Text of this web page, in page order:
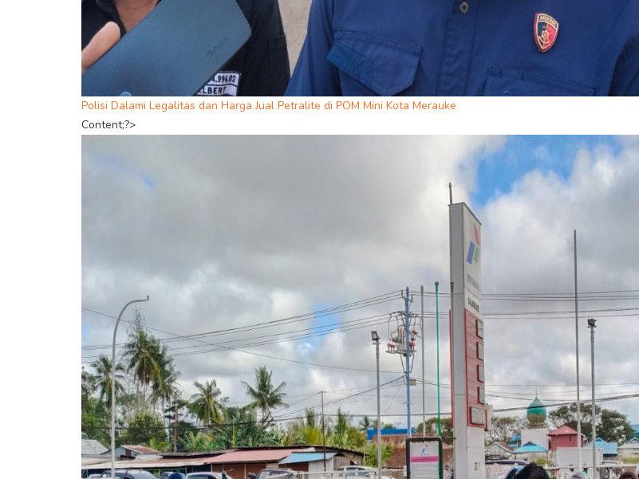
Polisi Dalami Legalitas dan Harga Jual Petralite di POM Mini Kota Merauke
Content;?>